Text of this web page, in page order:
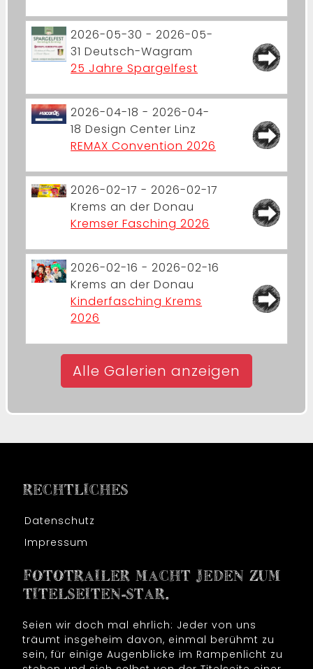
2026-05-30 - 2026-05-
31 Deutsch-Wagram
25 Jahre Spargelfest
2026-04-18 - 2026-04-
18 Design Center Linz
REMAX Convention 2026
2026-02-17 - 2026-02-17
Krems an der Donau
Kremser Fasching 2026
2026-02-16 - 2026-02-16
Krems an der Donau
Kinderfasching Krems
2026
Alle Galerien anzeigen
RECHTLICHES
Datenschutz
Impressum
FOTOTRAILER MACHT JEDEN ZUM
TITELSEITEN-STAR.
Seien wir doch mal ehrlich: Jeder von uns
träumt insgeheim davon, einmal berühmt zu
sein, für einige Augenblicke im Rampenlicht zu